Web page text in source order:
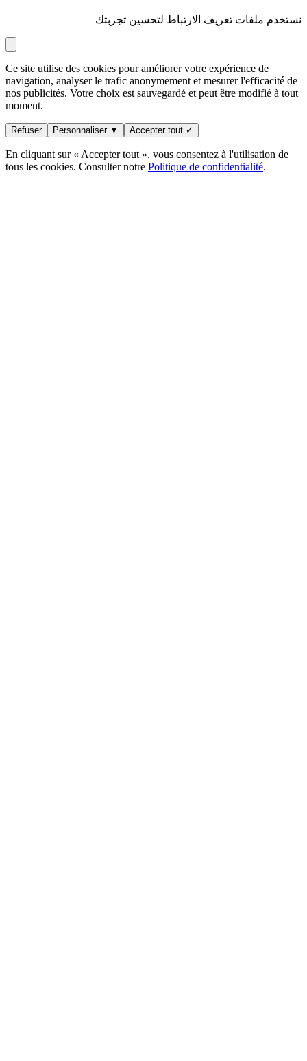
نستخدم ملفات تعريف الارتباط لتحسين تجربتك
Ce site utilise des cookies pour améliorer votre expérience de
navigation, analyser le trafic anonymement et mesurer l'efficacité de
nos publicités. Votre choix est sauvegardé et peut être modifié à tout
moment.
Refuser Personnaliser ▼ Accepter tout ✓
En cliquant sur « Accepter tout », vous consentez à l'utilisation de
tous les cookies. Consulter notre Politique de confidentialité.